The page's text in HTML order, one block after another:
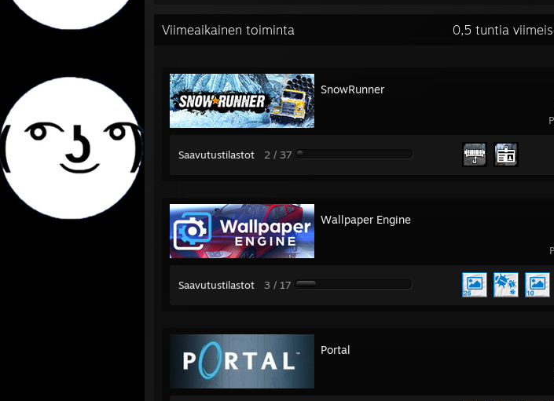
Viimeaikainen toiminta 0,5 tuntia
SnowRunner
Saavutustilastot 2 / 37
Wallpaper Engine
Saavutustilastot 3 / 17
Portal